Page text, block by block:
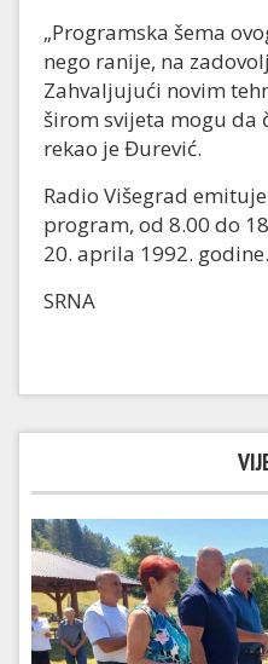
„Programska šema
nego ranije, na
Zahvaljujući novim
širom svijeta mogu da
rekao je Đurević.
Radio Višegrad
program, od 8.00 do
20. aprila 1992. godine.
SRNA